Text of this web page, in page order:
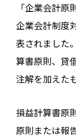
「企業会計
企業会計制度
表されました
算書原則、貸
注解を加えた
損益計算書原
原則または報